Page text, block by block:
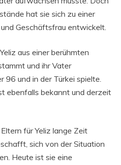
hat sie sich zu einer
Geschäftsfrau entwickelt.
aus einer berühmten
und ihr Vater
96 und in der Türkei spielte.
ebenfalls bekannt und derzeit
für Yeliz lange Zeit
sich von der Situation
Heute ist sie eine